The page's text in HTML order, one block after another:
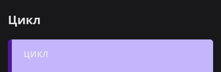
Цикл
ЦИКЛ